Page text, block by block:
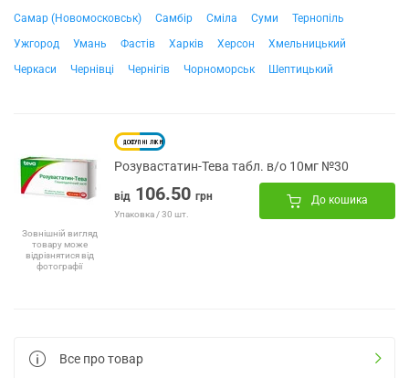
Самар (Новомосковськ)
Самбір Сміла Суми
Тернопіль
Ужгород
Умань Фастів Харків Херсон
Хмельницький
Черкаси
Чернівці Чернігів Чорноморськ Шептицький
Зовнішній вигляд
товару може
відрізнятися від
фотографії
Розувастатин-Тева табл. в/о 10мг №30
від 106.50 грн
Упаковка / 30 шт.
До кошика
Все про товар